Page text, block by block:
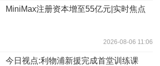
MiniMax注册资本增至55亿元|实时焦点
2026-08-06 11:06
今日视点:利物浦新援完成首堂训练课